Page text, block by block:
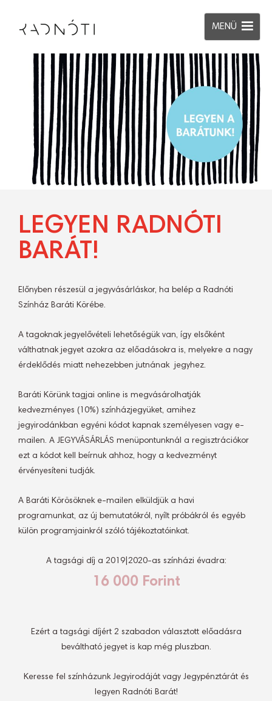
MENÜ
LEGYEN RADNÓTI
BARÁT!
Előnyben részesül a jegyvásárláskor, ha belép a Radnóti
Színház Baráti Körébe.
A tagoknak jegyelővételi lehetőségük van, így elsőként
válthatnak jegyet azokra az előadásokra is, melyekre a nagy
érdeklődés miatt nehezebben jutnának jegyhez.
Baráti Körünk tagjai online is megvásárolhatják
kedvezményes (10%) színházjegyüket, amihez
jegyirodánkban egyéni kódot kapnak személyesen vagy e-
mailen. A JEGYVÁSÁRLÁS menüpontunknál a regisztrációkor
ezt a kódot kell beírnuk ahhoz, hogy a kedvezményt
érvényesíteni tudják.
A Baráti Körösöknek e-mailen elküldjük a havi
programunkat, az új bemutatókról, nyílt próbákról és egyéb
külön programjainkról szóló tájékoztatóinkat.
A tagsági díj a 2019|2020-as színházi évadra:
16 000 Forint
Ezért a tagsági díjért 2 szabadon választott előadásra
beváltható jegyet is kap még pluszban.
Keresse fel színházunk Jegyirodáját vagy Jegypénztárát és
legyen Radnóti Barát!